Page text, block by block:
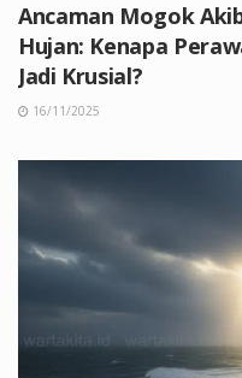
Ancaman Mogok
Hujan: Kenapa
Jadi Krusial?
16/11/2025